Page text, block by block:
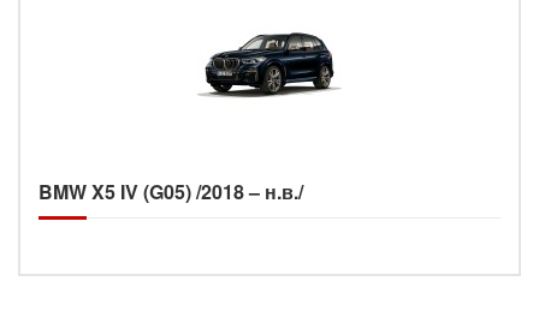
BMW X5 IV (G05) /2018 – н.в./